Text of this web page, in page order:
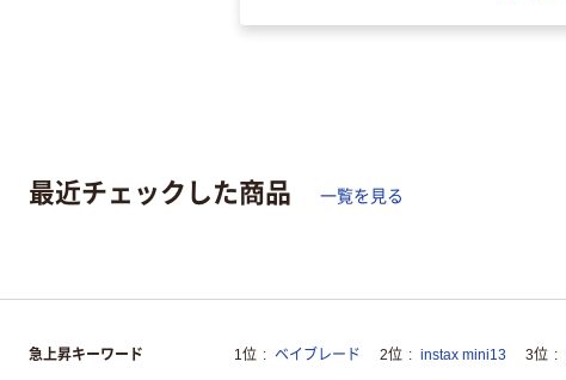
最近チェックした商品 一覧を見る
急上昇キーワード 1位 ベイブレード 2位 instax mini13 3位